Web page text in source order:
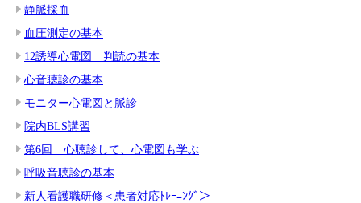
静脈採血
血圧測定の基本
12誘導心電図 判読の基本
心音聴診の基本
モニター心電図と脈診
院内BLS講習
第6回 心聴診して、心電図も学ぶ
呼吸音聴診の基本
新人看護職研修＜患者対応ﾄﾚｰﾆﾝｸﾞ＞